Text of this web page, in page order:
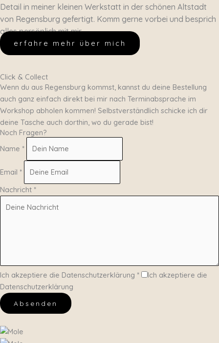
Detail in meiner kleinen Werkstatt in der schönen Altstadt
von Regensburg gefertigt. Komm gerne vorbei und besprich
alles persönlich mit mir.
erfahre mehr über mich
Click & Collect
Wenn du aus Regensburg kommst, kannst du deine Bestellung
auch ganz einfach direkt bei mir nach Terminabsprache im
Workshop abholen kommen! Selbstverständlich schicke ich dir
deine Tasche auch dorthin, wo du gerade bist!
Noch Fragen?
Name *
Email *
Nachricht *
Ich akzeptiere die Datenschutzerklärung *
Ich akzeptiere die
Datenschutzerklärung
Absenden